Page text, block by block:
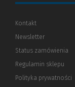
Kontakt
Newsletter
Status zamówienia
Regulamin sklepu
Polityka prywatności